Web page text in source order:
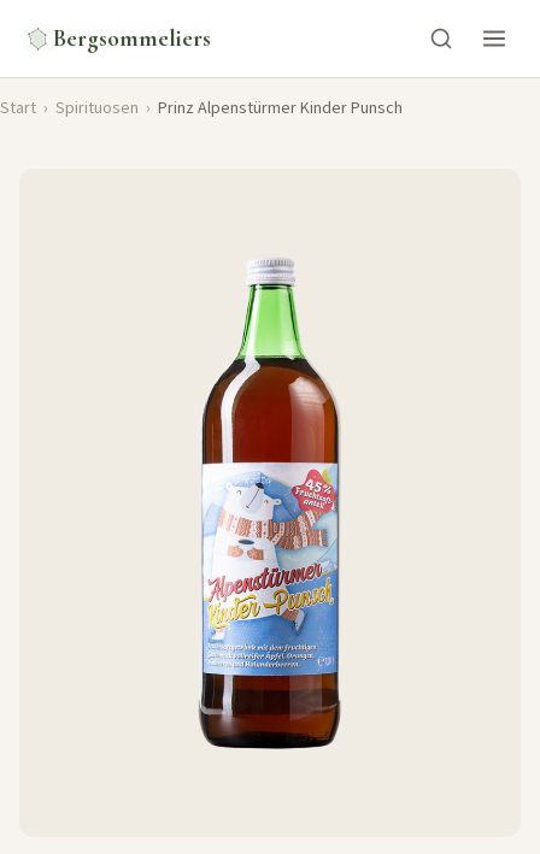
Bergsommeliers
Start › Spirituosen › Prinz Alpenstürmer Kinder Punsch